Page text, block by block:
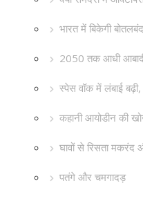
भारत में बिकेगी
2050 तक आधी
स्पेस वॉक में लंबाई
कहानी आयोडीन की
घावों से रिसता मकरंद
पतंगे और चमगादड़